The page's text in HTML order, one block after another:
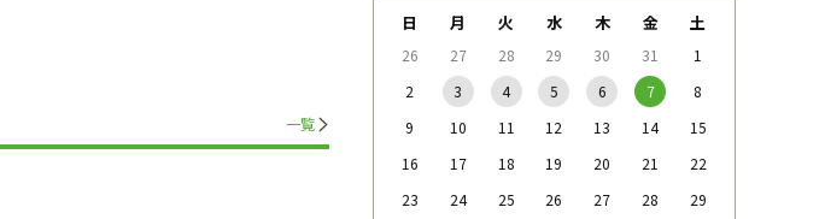
一覧
日 月 火 水 木 金 土
26 27 28 29 30 31
1
2
3 4 5 6 7
8
9
10 11 12 13 14
15
16
17 18 19 20 21
22
23
24 25 26 27 28
29